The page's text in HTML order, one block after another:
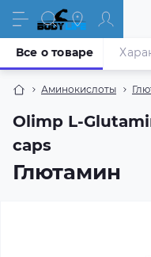
Аминокислоты
Olimp L-
caps
Глютамин
Все о товаре